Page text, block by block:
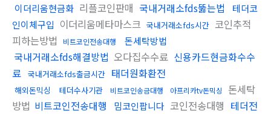
이더리움현금화 리플코인판매 국내거래소fds뚫는법
테더코
인이체구입 이더리움메타마스크 국내거래소fds시간 코인추적
피하는방법
비트코인전송대행 돈세탁방법
국내거래소fds해결방법 오다집수수료 신용카드현금화수수
료 국내거래소fds출금시간 태더원화환전
해외돈믹싱 테더수사기관 비트코인송금대행 아프리카tv돈믹싱
돈세탁
방법 비트코인전송대행 밈코인팝니다 코인전송대행 테더전